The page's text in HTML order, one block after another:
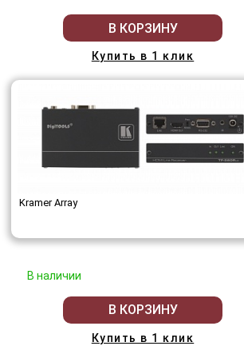
В КОРЗИНУ
Купить в 1 клик
Kramer Array
В наличии
В КОРЗИНУ
Купить в 1 клик